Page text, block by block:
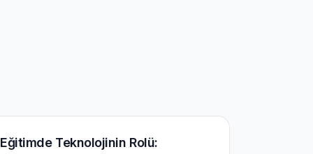
Eğitimde Teknolojinin Rolü: